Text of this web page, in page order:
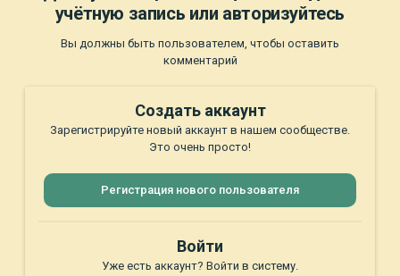
учётную запись или авторизуйтесь
Вы должны быть пользователем, чтобы оставить
комментарий
Создать аккаунт
Зарегистрируйте новый аккаунт в нашем сообществе.
Это очень просто!
Регистрация нового пользователя
Войти
Уже есть аккаунт? Войти в систему.